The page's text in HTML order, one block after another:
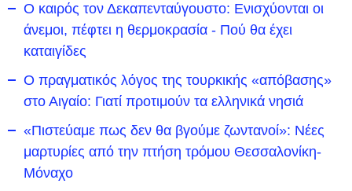
Ο καιρός τον Δεκαπενταύγουστο: Ενισχύονται οι
άνεμοι, πέφτει η θερμοκρασία - Πού θα έχει
καταιγίδες
Ο πραγματικός λόγος της τουρκικής «απόβασης»
στο Αιγαίο: Γιατί προτιμούν τα ελληνικά νησιά
«Πιστεύαμε πως δεν θα βγούμε ζωντανοί»: Νέες
μαρτυρίες από την πτήση τρόμου Θεσσαλονίκη-
Μόναχο